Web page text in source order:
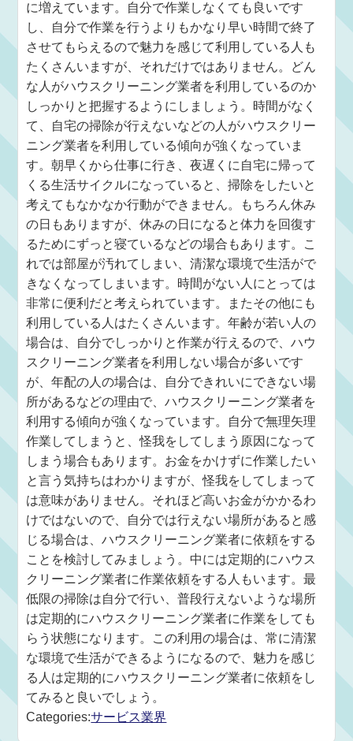
に増えています。自分で作業しなくても良いです
し、自分で作業を行うよりもかなり早い時間で終了
させてもらえるので魅力を感じて利用している人も
たくさんいますが、それだけではありません。どん
な人がハウスクリーニング業者を利用しているのか
しっかりと把握するようにしましょう。時間がなく
て、自宅の掃除が行えないなどの人がハウスクリー
ニング業者を利用している傾向が強くなっていま
す。朝早くから仕事に行き、夜遅くに自宅に帰って
くる生活サイクルになっていると、掃除をしたいと
考えてもなかなか行動ができません。もちろん休み
の日もありますが、休みの日になると体力を回復す
るためにずっと寝ているなどの場合もあります。こ
れでは部屋が汚れてしまい、清潔な環境で生活がで
きなくなってしまいます。時間がない人にとっては
非常に便利だと考えられています。またその他にも
利用している人はたくさんいます。年齢が若い人の
場合は、自分でしっかりと作業が行えるので、ハウ
スクリーニング業者を利用しない場合が多いです
が、年配の人の場合は、自分できれいにできない場
所があるなどの理由で、ハウスクリーニング業者を
利用する傾向が強くなっています。自分で無理矢理
作業してしまうと、怪我をしてしまう原因になって
しまう場合もあります。お金をかけずに作業したい
と言う気持ちはわかりますが、怪我をしてしまって
は意味がありません。それほど高いお金がかかるわ
けではないので、自分では行えない場所があると感
じる場合は、ハウスクリーニング業者に依頼をする
ことを検討してみましょう。中には定期的にハウス
クリーニング業者に作業依頼をする人もいます。最
低限の掃除は自分で行い、普段行えないような場所
は定期的にハウスクリーニング業者に作業をしても
らう状態になります。この利用の場合は、常に清潔
な環境で生活ができるようになるので、魅力を感じ
る人は定期的にハウスクリーニング業者に依頼をし
てみると良いでしょう。
Categories:サービス業界